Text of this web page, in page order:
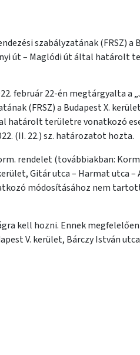
szabályzatának (FRSZ) a
út – Maglódi út által határolt
február 22-én megtárgyalta a
(FRSZ) a Budapest X.
határolt területre vonatkozó
(II. 22.) sz. határozatot hozta.
rendelet (továbbiakban:
Gitár utca – Harmat utca –
módosításához nem
kell hozni. Ennek
V. kerület, Bárczy István utca